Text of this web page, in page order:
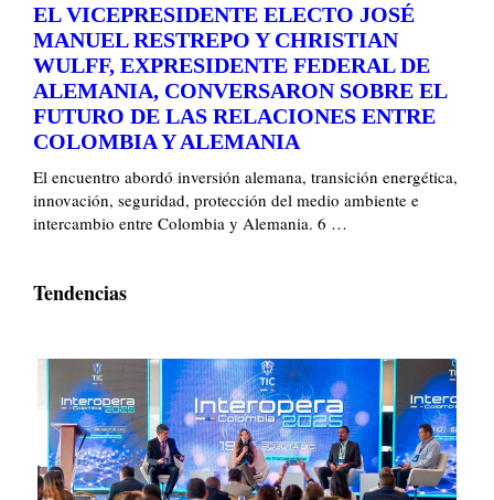
EL VICEPRESIDENTE ELECTO JOSÉ
MANUEL RESTREPO Y CHRISTIAN
WULFF, EXPRESIDENTE FEDERAL DE
ALEMANIA, CONVERSARON SOBRE EL
FUTURO DE LAS RELACIONES ENTRE
COLOMBIA Y ALEMANIA
El encuentro abordó inversión alemana, transición energética,
innovación, seguridad, protección del medio ambiente e
intercambio entre Colombia y Alemania. 6 …
Tendencias